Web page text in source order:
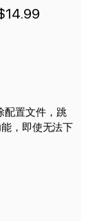
配置文件，跳
，即使无法下